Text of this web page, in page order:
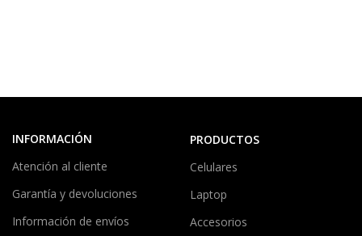
INFORMACIÓN
Atención al cliente
Garantía y devoluciones
Información de envíos
PRODUCTOS
Celulares
Laptop
Accesorios